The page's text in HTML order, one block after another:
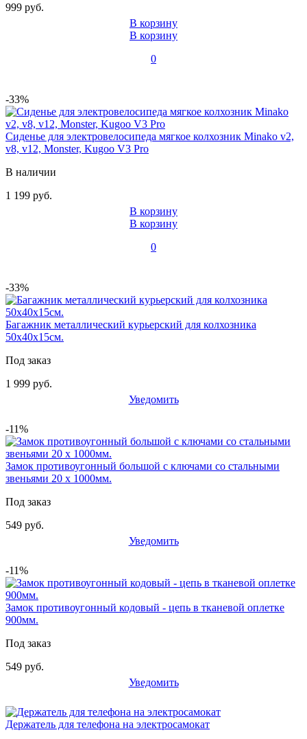
999 руб.
В корзину
В корзину
0
-33%
Сиденье для электровелосипеда мягкое колхозник Minako v2,
v8, v12, Monster, Kugoo V3 Pro
В наличии
1 199 руб.
В корзину
В корзину
0
-33%
Багажник металлический курьерский для колхозника
50х40х15см.
Под заказ
1 999 руб.
Уведомить
-11%
Замок противоугонный большой с ключами со стальными
звеньями 20 x 1000мм.
Под заказ
549 руб.
Уведомить
-11%
Замок противоугонный кодовый - цепь в тканевой оплетке
900мм.
Под заказ
549 руб.
Уведомить
Держатель для телефона на электросамокат